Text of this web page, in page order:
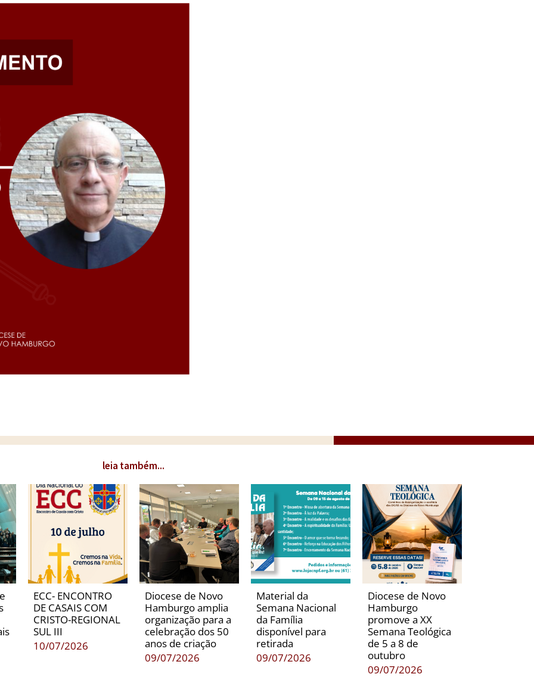
leia também...
ECC- ENCONTRO
DE CASAIS COM
CRISTO-REGIONAL
SUL III
10/07/2026
Diocese de Novo
Hamburgo amplia
organização para a
celebração dos 50
anos de criação
09/07/2026
Material da
Semana Nacional
da Família
disponível para
retirada
09/07/2026
Diocese de Novo
Hamburgo
promove a XX
Semana Teológica
de 5 a 8 de
outubro
09/07/2026